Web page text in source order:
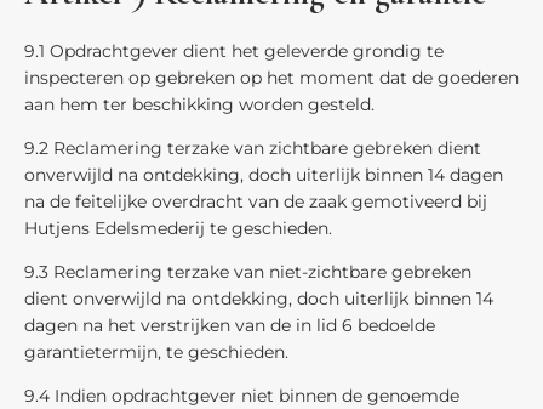
9.1 Opdrachtgever dient het geleverde grondig te
inspecteren op gebreken op het moment dat de goederen
aan hem ter beschikking worden gesteld.
9.2 Reclamering terzake van zichtbare gebreken dient
onverwijld na ontdekking, doch uiterlijk binnen 14 dagen
na de feitelijke overdracht van de zaak gemotiveerd bij
Hutjens Edelsmederij te geschieden.
9.3 Reclamering terzake van niet-zichtbare gebreken
dient onverwijld na ontdekking, doch uiterlijk binnen 14
dagen na het verstrijken van de in lid 6 bedoelde
garantietermijn, te geschieden.
9.4 Indien opdrachtgever niet binnen de genoemde